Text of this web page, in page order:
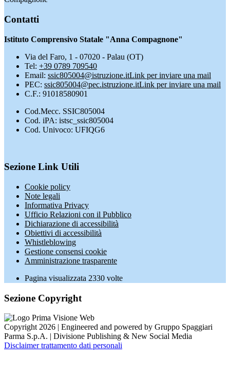
Contatti
Istituto Comprensivo Statale "Anna Compagnone"
Via del Faro, 1 - 07020 - Palau (OT)
Tel: +39 0789 709540
Email: ssic805004@istruzione.itLink per inviare una mail
PEC: ssic805004@pec.istruzione.itLink per inviare una mail
C.F.: 91018580901
Cod.Mecc. SSIC805004
Cod. iPA: istsc_ssic805004
Cod. Univoco: UFIQG6
Sezione Link Utili
Cookie policy
Note legali
Informativa Privacy
Ufficio Relazioni con il Pubblico
Dichiarazione di accessibilità
Obiettivi di accessibilità
Whistleblowing
Gestione consensi cookie
Amministrazione trasparente
Pagina visualizzata 2330 volte
Sezione Copyright
Copyright 2026 | Engineered and powered by Gruppo Spaggiari
Parma S.p.A. | Divisione Publishing & New Social Media
Disclaimer trattamento dati personali